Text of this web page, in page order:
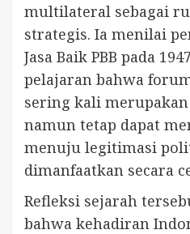
multilateral sebagai
strategis. Ia menilai
Jasa Baik PBB pada
pelajaran bahwa
sering kali
namun tetap dapat
menuju legitimasi
dimanfaatkan secara
Refleksi sejarah
bahwa kehadiran